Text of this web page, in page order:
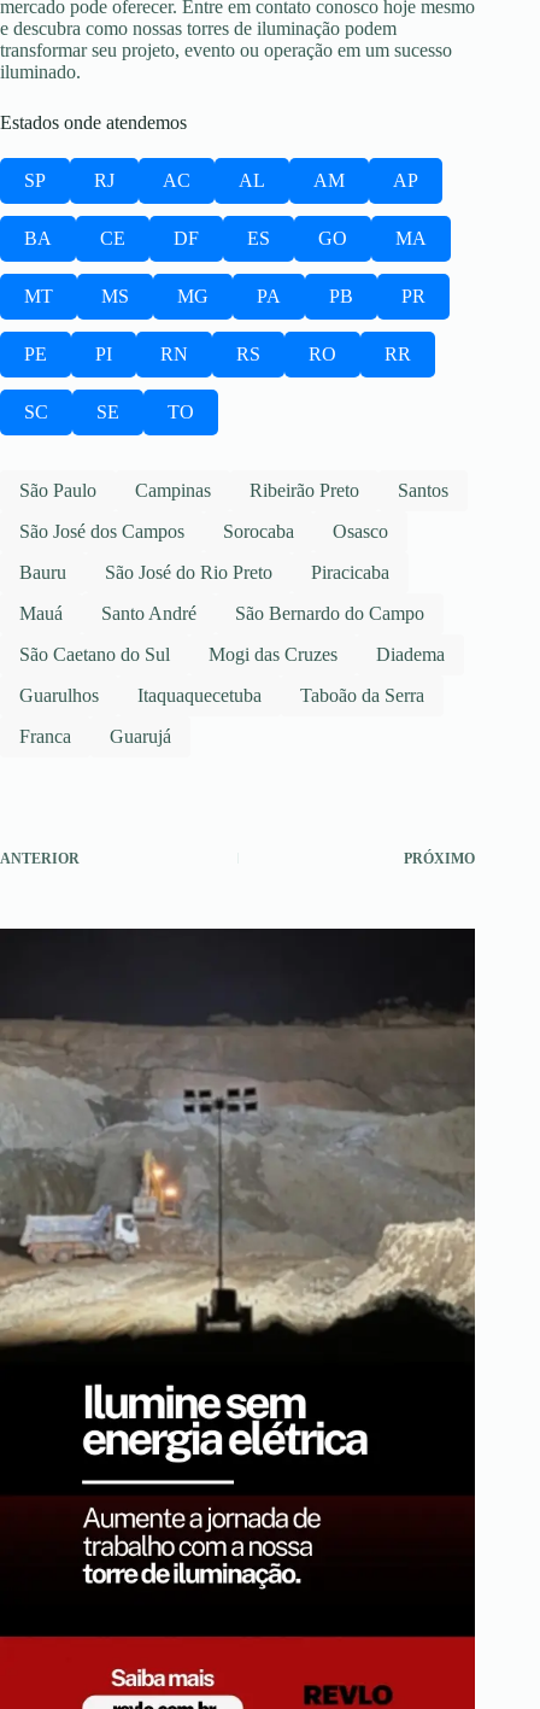
mercado pode oferecer. Entre em contato conosco hoje mesmo
e descubra como nossas torres de iluminação podem
transformar seu projeto, evento ou operação em um sucesso
iluminado.
Estados onde atendemos
SP RJ AC AL AM AP
BA CE DF ES GO MA
MT MS MG PA PB PR
PE PI RN RS RO RR
SC SE TO
São Paulo Campinas Ribeirão Preto
Santos
São José dos Campos
Sorocaba
Osasco
Bauru
São José do Rio Preto
Piracicaba
Mauá
Santo André
São Bernardo do Campo
São Caetano do Sul
Mogi das Cruzes
Diadema
Guarulhos
Itaquaquecetuba
Taboão da Serra
Franca
Guarujá
ANTERIOR PRÓXIMO